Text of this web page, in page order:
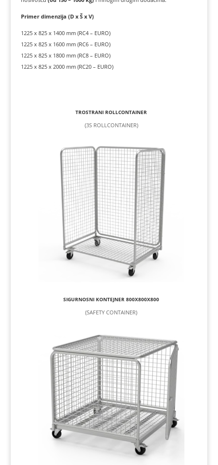
Primer dimenzija (D x Š x V)
1225 x 825 x 1400 mm (RC4 – EURO)
1225 x 825 x 1600 mm (RC6 – EURO)
1225 x 825 x 1800 mm (RC8 – EURO)
1225 x 825 x 2000 mm (RC20 – EURO)
TROSTRANI ROLLCONTAINER
(3S ROLLCONTAINER)
SIGURNOSNI KONTEJNER 800X800X800
(SAFETY CONTAINER)